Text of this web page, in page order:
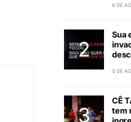
6 DE
Sua
5 DE
CÊ
tem